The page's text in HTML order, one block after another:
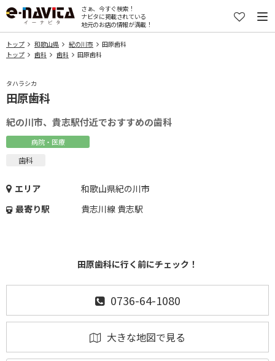
さぁ、今すぐ検索！
ナビタに掲載されている
地元のお店の情報が満載！
トップ 和歌山県 紀の川市
田原歯科
トップ
歯科 歯科 田原歯科
タハラシカ
田原歯科
紀の川市、貴志駅付近でおすすめの歯科
病院・医療
歯科
エリア
和歌山県紀の川市
最寄り駅
貴志川線 貴志駅
田原歯科に行く前にチェック！
0736-64-1080
大きな地図で見る